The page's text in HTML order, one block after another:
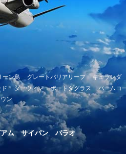
ーン島 グレートバリアリーフ キュランダ
ド ダーウィン ポートダグラス パームコ
ン
ム サイパン パラオ